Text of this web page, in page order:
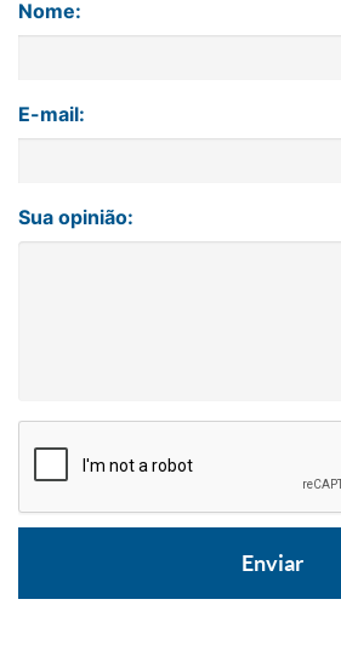
Nome:
E-mail:
Sua opinião: